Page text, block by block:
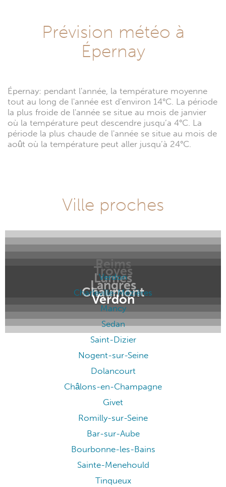
Prévision météo à
Épernay
Épernay: pendant l'année, la température moyenne
tout au long de l'année est d'environ 14°C. La période
la plus froide de l'année se situe au mois de janvier
où la température peut descendre jusqu’a 4°C. La
période la plus chaude de l'année se situe au mois de
août où la température peut aller jusqu’à 24°C.
Ville proches
Reims
Troyes
Lumes
Langres
Chaumont
Verdon
Verdon
Charleville-Mézières
Mancy
Sedan
Saint-Dizier
Nogent-sur-Seine
Dolancourt
Châlons-en-Champagne
Givet
Romilly-sur-Seine
Bar-sur-Aube
Bourbonne-les-Bains
Sainte-Menehould
Tinqueux